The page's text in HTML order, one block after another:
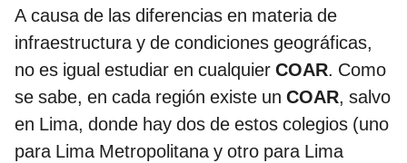
A causa de las diferencias en materia de
infraestructura y de condiciones geográficas,
no es igual estudiar en cualquier COAR. Como
se sabe, en cada región existe un COAR, salvo
en Lima, donde hay dos de estos colegios (uno
para Lima Metropolitana y otro para Lima